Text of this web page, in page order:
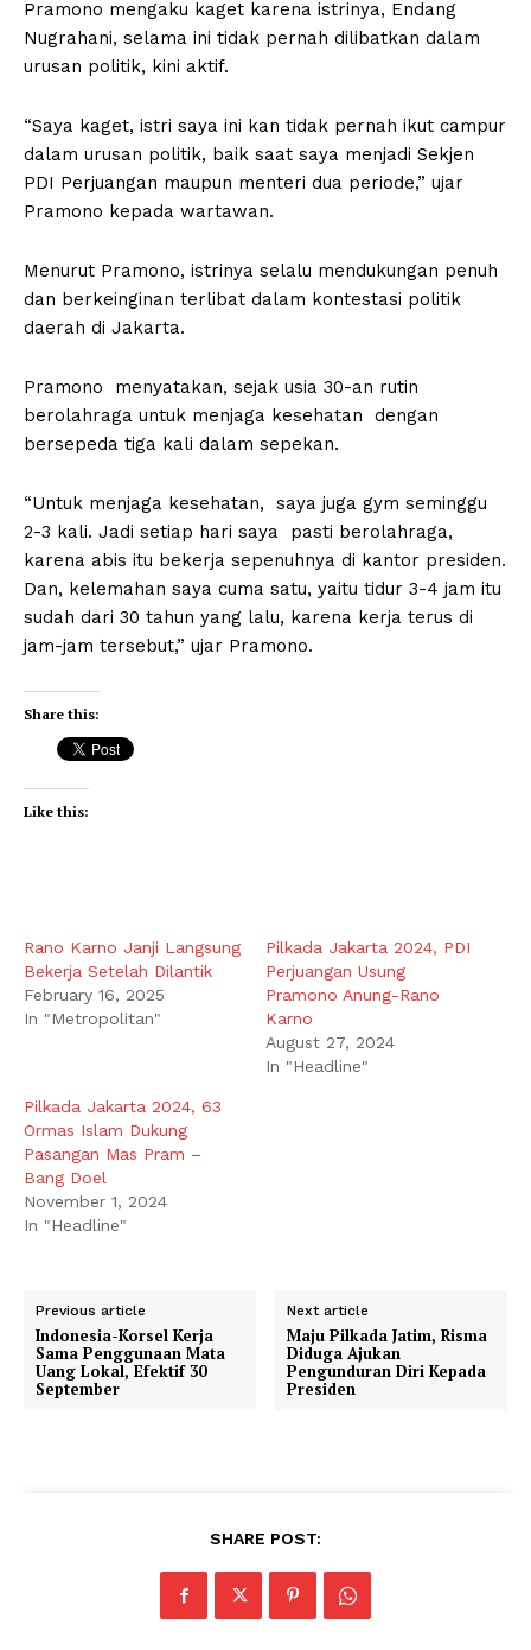
Pramono mengaku kaget karena istrinya, Endang
Nugrahani, selama ini tidak pernah dilibatkan dalam
urusan politik, kini aktif.
“Saya kaget, istri saya ini kan tidak pernah ikut campur
dalam urusan politik, baik saat saya menjadi Sekjen
PDI Perjuangan maupun menteri dua periode,” ujar
Pramono kepada wartawan.
Menurut Pramono, istrinya selalu mendukungan penuh
dan berkeinginan terlibat dalam kontestasi politik
daerah di Jakarta.
Pramono menyatakan, sejak usia 30-an rutin
berolahraga untuk menjaga kesehatan dengan
bersepeda tiga kali dalam sepekan.
“Untuk menjaga kesehatan, saya juga gym seminggu
2-3 kali. Jadi setiap hari saya pasti berolahraga,
karena abis itu bekerja sepenuhnya di kantor presiden.
Dan, kelemahan saya cuma satu, yaitu tidur 3-4 jam itu
sudah dari 30 tahun yang lalu, karena kerja terus di
jam-jam tersebut,” ujar Pramono.
Share this:
Like this:
Rano Karno Janji Langsung
Bekerja Setelah Dilantik
February 16, 2025
In "Metropolitan"
Pilkada Jakarta 2024, PDI
Perjuangan Usung
Pramono Anung-Rano
Karno
August 27, 2024
In "Headline"
Pilkada Jakarta 2024, 63
Ormas Islam Dukung
Pasangan Mas Pram –
Bang Doel
November 1, 2024
In "Headline"
Previous article
Indonesia-Korsel Kerja
Sama Penggunaan Mata
Uang Lokal, Efektif 30
September
Next article
Maju Pilkada Jatim, Risma
Diduga Ajukan
Pengunduran Diri Kepada
Presiden
SHARE POST: